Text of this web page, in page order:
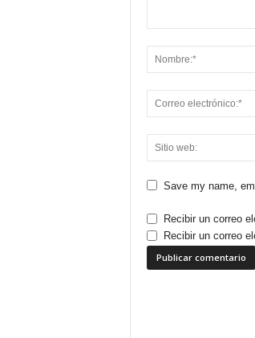
Save my name,
Recibir un correo
Recibir un correo